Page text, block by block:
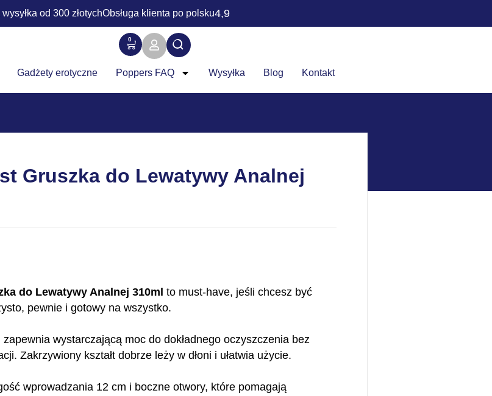
od 300 złotychObsługa klienta po polsku4,9
0
Gadżety erotyczne Poppers FAQ Wysyłka Blog Kontakt
Gruszka do Lewatywy Analnej
do Lewatywy Analnej 310ml to must-have, jeśli chcesz być
pewnie i gotowy na wszystko.
wystarczającą moc do dokładnego oczyszczenia bez
Zakrzywiony kształt dobrze leży w dłoni i ułatwia użycie.
wprowadzania 12 cm i boczne otwory, które pomagają